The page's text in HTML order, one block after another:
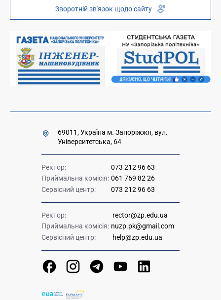
Платні послуги
Накази та розпорядження для оприлюднення
Міністерство освіти і науки України
Урядова "гаряча лінія" 1545
Зворотній зв'язок щодо сайту
69011, Україна м. Запоріжжя, вул.
Університетська, 64
Ректор:
073 212 96 63
Приймальна комісія: 061 769 82 26
Сервісний центр:
073 212 96 63
Ректор:
rector@zp.edu.ua
Приймальна комісія: nuzp.pk@gmail.com
Сервісний центр:
help@zp.edu.ua